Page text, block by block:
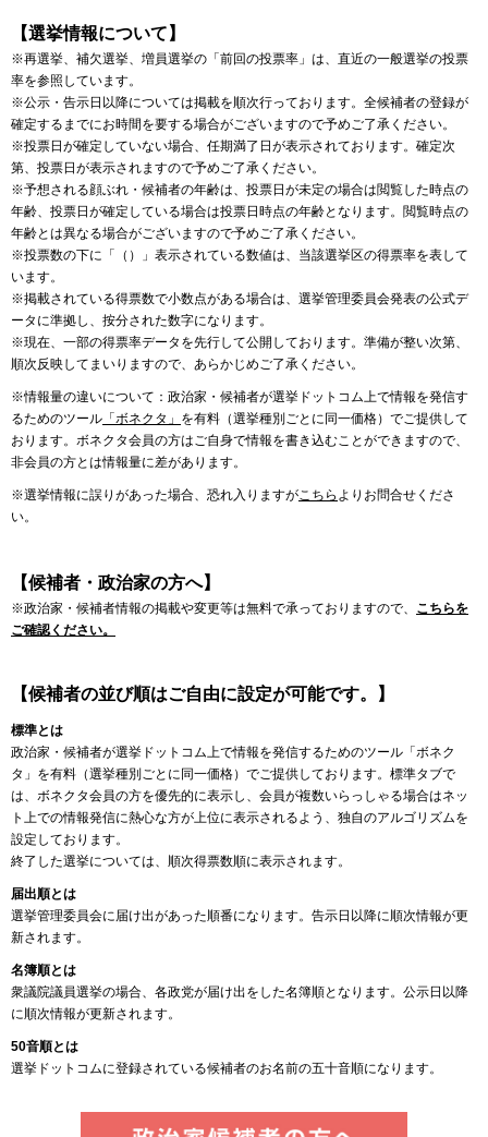
【選挙情報について】
※再選挙、補欠選挙、増員選挙の「前回の投票率」は、直近の一般選挙の投票
率を参照しています。
※公示・告示日以降については掲載を順次行っております。全候補者の登録が
確定するまでにお時間を要する場合がございますので予めご了承ください。
※投票日が確定していない場合、任期満了日が表示されております。確定次
第、投票日が表示されますので予めご了承ください。
※予想される顔ぶれ・候補者の年齢は、投票日が未定の場合は閲覧した時点の
年齢、投票日が確定している場合は投票日時点の年齢となります。閲覧時点の
年齢とは異なる場合がございますので予めご了承ください。
※投票数の下に「（）」表示されている数値は、当該選挙区の得票率を表して
います。
※掲載されている得票数で小数点がある場合は、選挙管理委員会発表の公式デ
ータに準拠し、按分された数字になります。
※現在、一部の得票率データを先行して公開しております。準備が整い次第、
順次反映してまいりますので、あらかじめご了承ください。
※情報量の違いについて：政治家・候補者が選挙ドットコム上で情報を発信す
るためのツール 「ボネクタ」 を有料（選挙種別ごとに同一価格）でご提供して
おります。ボネクタ会員の方はご自身で情報を書き込むことができますので、
非会員の方とは情報量に差があります。
※選挙情報に誤りがあった場合、恐れ入りますがこちら よりお問合せくださ
い。
【候補者・政治家の方へ】
※政治家・候補者情報の掲載や変更等は無料で承っておりますので、 こちらを
ご確認ください。
【候補者の並び順はご自由に設定が可能です。】
標準とは
政治家・候補者が選挙ドットコム上で情報を発信するためのツール「ボネク
タ」を有料（選挙種別ごとに同一価格）でご提供しております。標準タブで
は、ボネクタ会員の方を優先的に表示し、会員が複数いらっしゃる場合はネッ
ト上での情報発信に熱心な方が上位に表示されるよう、独自のアルゴリズムを
設定しております。
終了した選挙については、順次得票数順に表示されます。
届出順とは
選挙管理委員会に届け出があった順番になります。告示日以降に順次情報が更
新されます。
名簿順とは
衆議院議員選挙の場合、各政党が届け出をした名簿順となります。公示日以降
に順次情報が更新されます。
50音順とは
選挙ドットコムに登録されている候補者のお名前の五十音順になります。